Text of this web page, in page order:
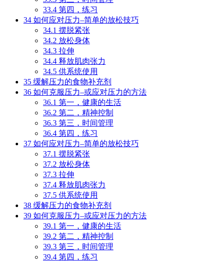
33.4 第四，练习
34 如何应对压力–简单的放松技巧
34.1 摆脱紧张
34.2 放松身体
34.3 拉伸
34.4 释放肌肉张力
34.5 供系统使用
35 缓解压力的食物补充剂
36 如何克服压力–或应对压力的方法
36.1 第一，健康的生活
36.2 第二，精神控制
36.3 第三，时间管理
36.4 第四，练习
37 如何应对压力–简单的放松技巧
37.1 摆脱紧张
37.2 放松身体
37.3 拉伸
37.4 释放肌肉张力
37.5 供系统使用
38 缓解压力的食物补充剂
39 如何克服压力–或应对压力的方法
39.1 第一，健康的生活
39.2 第二，精神控制
39.3 第三，时间管理
39.4 第四，练习